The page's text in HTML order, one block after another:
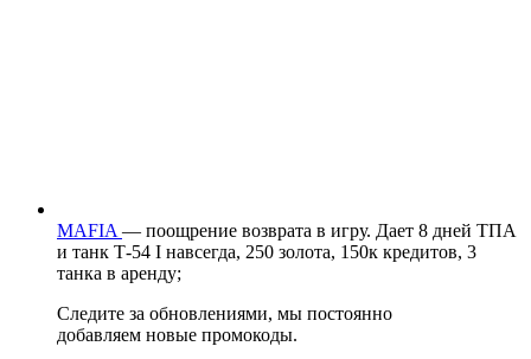
MAFIA — поощрение возврата в игру. Дает 8 дней ТПА
и танк Т-54 I навсегда, 250 золота, 150к кредитов, 3
танка в аренду;
Следите за обновлениями, мы постоянно
добавляем новые промокоды.